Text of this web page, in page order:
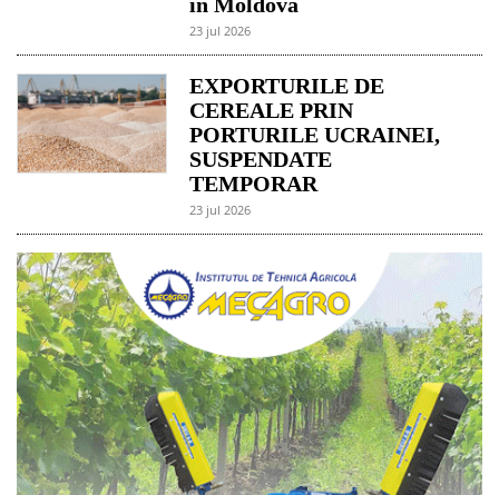
23 jul 2026
EXPORTURILE DE
CEREALE PRIN
PORTURILE UCRAINEI,
SUSPENDATE
TEMPORAR
23 jul 2026